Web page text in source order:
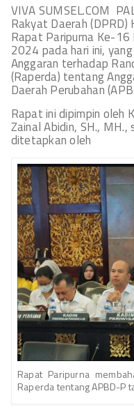
VIVA SUMSEL.COM
Rakyat Daerah
Rapat Paripurna Ke-16
2024 pada hari ini,
Anggaran terhadap
(Raperda) tentang
Daerah Perubahan
Rapat ini dipimpin oleh
Zainal Abidin, SH.,
ditetapkan oleh
Rapat Paripurna
Raperda tentang APBD-P